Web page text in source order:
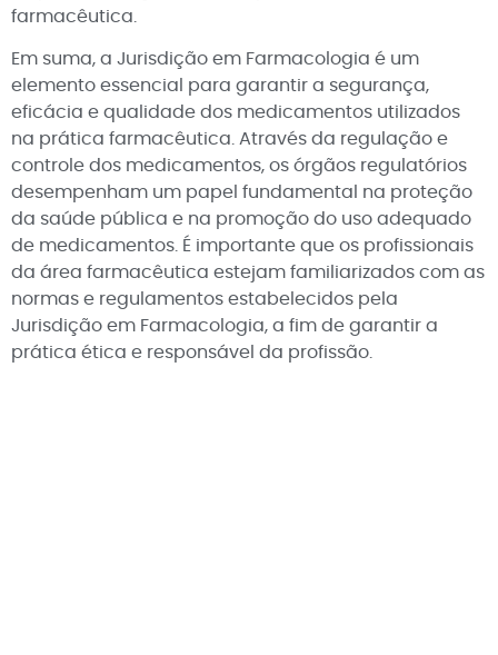
farmacêutica.
Em suma, a Jurisdição em Farmacologia é um
elemento essencial para garantir a segurança,
eficácia e qualidade dos medicamentos utilizados
na prática farmacêutica. Através da regulação e
controle dos medicamentos, os órgãos regulatórios
desempenham um papel fundamental na proteção
da saúde pública e na promoção do uso adequado
de medicamentos. É importante que os profissionais
da área farmacêutica estejam familiarizados com as
normas e regulamentos estabelecidos pela
Jurisdição em Farmacologia, a fim de garantir a
prática ética e responsável da profissão.